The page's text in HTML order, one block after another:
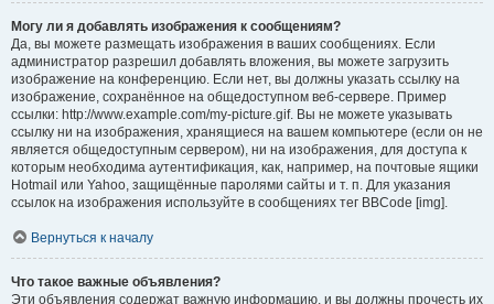
Могу ли я добавлять изображения к сообщениям?
Да, вы можете размещать изображения в ваших сообщениях. Если
администратор разрешил добавлять вложения, вы можете загрузить
изображение на конференцию. Если нет, вы должны указать ссылку на
изображение, сохранённое на общедоступном веб-сервере. Пример
ссылки: http://www.example.com/my-picture.gif. Вы не можете указывать
ссылку ни на изображения, хранящиеся на вашем компьютере (если он не
является общедоступным сервером), ни на изображения, для доступа к
которым необходима аутентификация, как, например, на почтовые ящики
Hotmail или Yahoo, защищённые паролями сайты и т. п. Для указания
ссылок на изображения используйте в сообщениях тег BBCode [img].
Вернуться к началу
Что такое важные объявления?
Эти объявления содержат важную информацию, и вы должны прочесть их